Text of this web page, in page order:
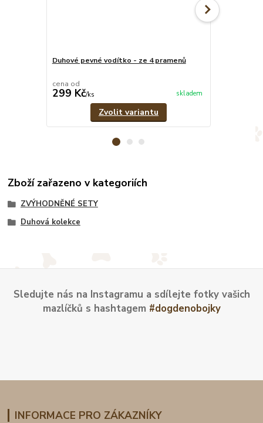
Duhové pevné vodítko - ze 4 pramenů
cena od
299 Kč/ks skladem
Zvolit variantu
Zboží zařazeno v kategoriích
ZVÝHODNĚNÉ SETY
Duhová kolekce
Sledujte nás na Instagramu a sdílejte fotky vašich
mazlíčků s hashtagem #dogdenobojky
INFORMACE PRO ZÁKAZNÍKY